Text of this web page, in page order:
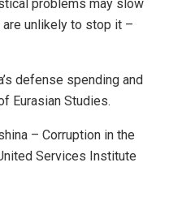
problems may slow
are unlikely to stop it –
defense spending and
Eurasian Studies.
– Corruption in the
Services Institute